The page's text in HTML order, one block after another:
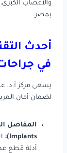
والأعصاب
بمصر.
أحدث
في جراحات
يسعى مركز أ.د.
لضمان أمان
Implants):
أدلة قطع